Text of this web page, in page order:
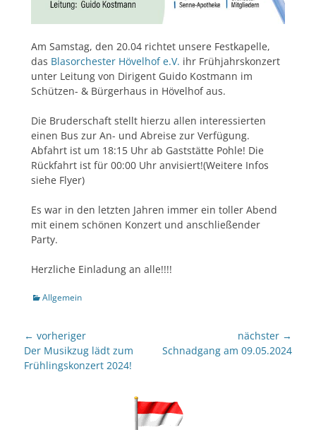
Am Samstag, den 20.04 richtet unsere Festkapelle,
das Blasorchester Hövelhof e.V. ihr Frühjahrskonzert
unter Leitung von Dirigent Guido Kostmann im
Schützen- & Bürgerhaus in Hövelhof aus.
Die Bruderschaft stellt hierzu allen interessierten
einen Bus zur An- und Abreise zur Verfügung.
Abfahrt ist um 18:15 Uhr ab Gaststätte Pohle! Die
Rückfahrt ist für 00:00 Uhr anvisiert!(Weitere Infos
siehe Flyer)
Es war in den letzten Jahren immer ein toller Abend
mit einem schönen Konzert und anschließender
Party.
Herzliche Einladung an alle!!!!
Kategorien
Allgemein
Beitragsnavigation
← vorheriger
Vorheriger
Beitrag:
Der Musikzug lädt zum
Frühlingskonzert 2024!
nächster →
nächster
Schnadgang am 09.05.2024